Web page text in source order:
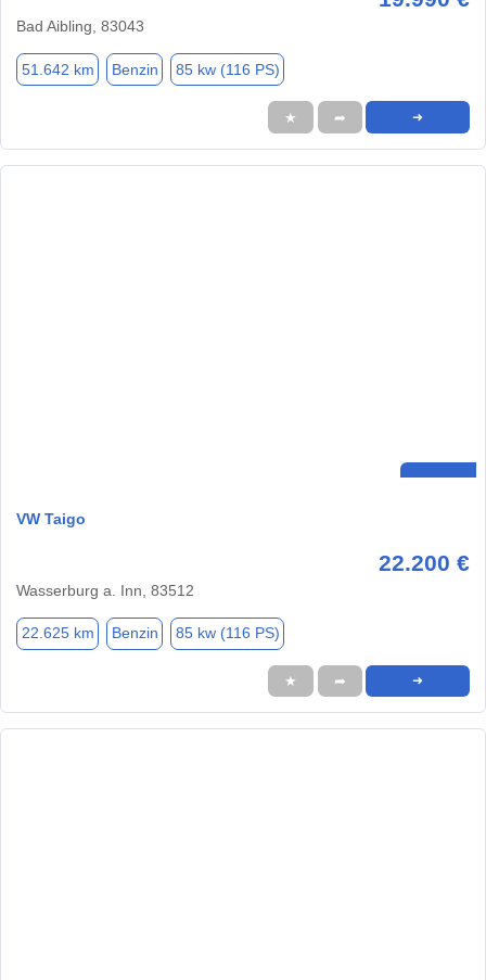
Bad Aibling, 83043
51.642 km Benzin 85 kw (116 PS)
★ ➦ ➜
VW Taigo
22.200 €
Wasserburg a. Inn, 83512
22.625 km Benzin 85 kw (116 PS)
★ ➦ ➜